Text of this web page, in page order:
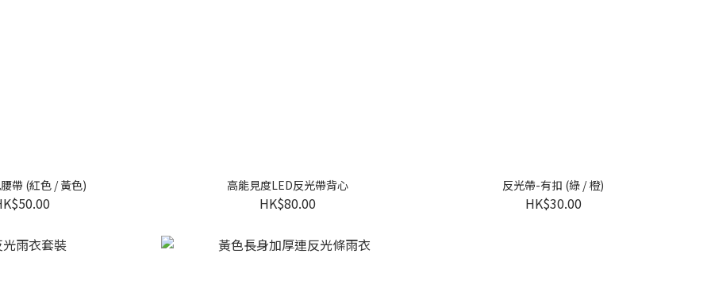
帶 (紅色 / 黃色) 高能見度LED反光帶背心
HK$80.00
反光帶-有扣 (綠 / 橙)
HK$30.00